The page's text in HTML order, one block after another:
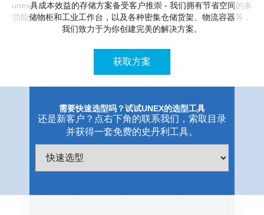
unex具成本效益的存储方案备受客户推崇 - 我们拥有节省空间的多
功能储物柜和工业工作台，以及各种密集仓储货架、物流容器等，
我们致力于为你创建完美的解决方案。
获取方案
需要快速选型吗？试试UNEX的选型工具
还是新客户？点右下角的联系我们，索取目录
并获得一套免费的史丹利工具。